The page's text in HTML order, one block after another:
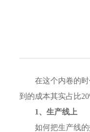
在这个内卷的
到的成本其实占比
1、生产线上
如何把生产线